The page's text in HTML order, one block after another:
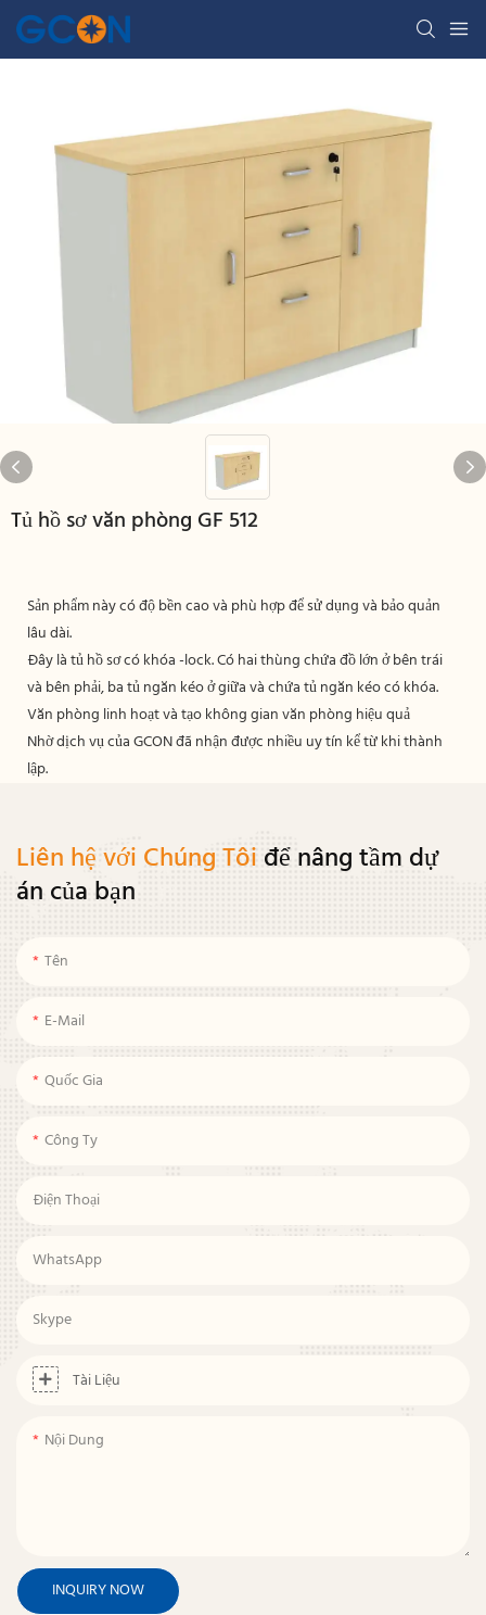
Tủ hồ sơ văn phòng GF 512
Sản phẩm này có độ bền cao và phù hợp để sử dụng và bảo quản
lâu dài.
Đây là tủ hồ sơ có khóa -lock. Có hai thùng chứa đồ lớn ở bên trái
và bên phải, ba tủ ngăn kéo ở giữa và chứa tủ ngăn kéo có khóa.
Văn phòng linh hoạt và tạo không gian văn phòng hiệu quả
Nhờ dịch vụ của GCON đã nhận được nhiều uy tín kể từ khi thành
lập.
Liên hệ với Chúng Tôi để nâng tầm dự
án của bạn
Tên
E-Mail
Quốc Gia
Công Ty
Điện Thoại
WhatsApp
Skype
Tài Liệu
Nội Dung
INQUIRY NOW